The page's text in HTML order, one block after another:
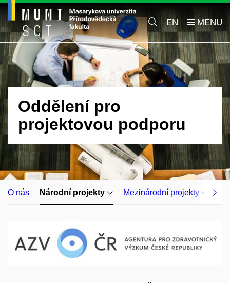
EN
Oddělení pro
projektovou podporu
O nás Národní projekty Mezinárodní projekty